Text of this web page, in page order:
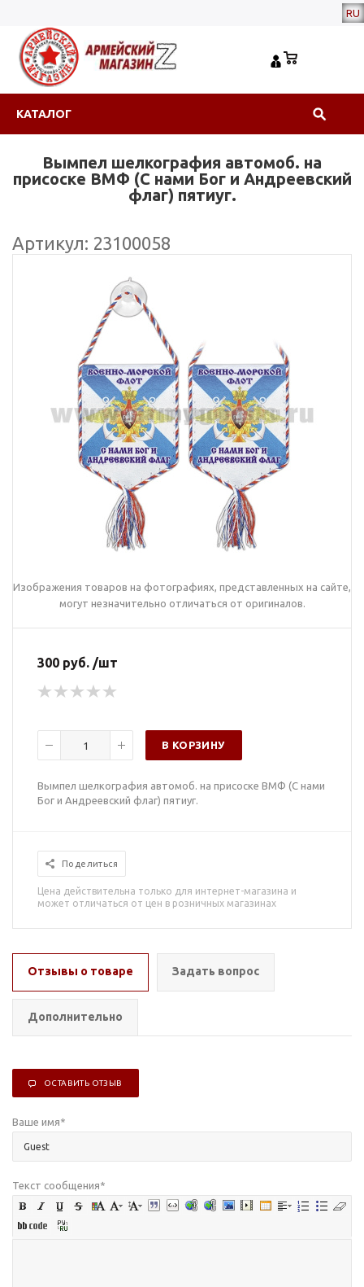
RU
КАТАЛОГ
Вымпел шелкография автомоб. на
присоске ВМФ (С нами Бог и Андреевский
флаг) пятиуг.
Артикул: 23100058
Изображения товаров на фотографиях, представленных на сайте,
могут незначительно отличаться от оригиналов.
300 руб. /шт
В КОРЗИНУ
Вымпел шелкография автомоб. на присоске ВМФ (С нами
Бог и Андреевский флаг) пятиуг.
Поделиться
Цена действительна только для интернет-магазина и
может отличаться от цен в розничных магазинах
Отзывы о товаре Задать вопрос
Дополнительно
ОСТАВИТЬ ОТЗЫВ
Ваше имя*
Текст сообщения*